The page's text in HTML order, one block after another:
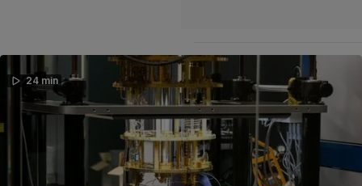
24 min